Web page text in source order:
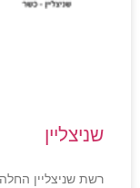
שניצליין